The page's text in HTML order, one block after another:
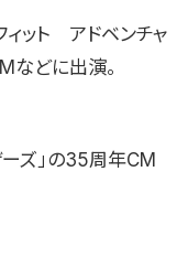
ット アドベンチャ
などに出演。
ズ」の35周年CM